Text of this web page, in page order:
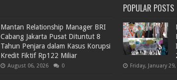
Mantan Relationship Manager BRI
Cabang Jakarta Pusat Dituntut 8
Tahun Penjara dalam Kasus Korupsi
Kredit Fiktif Rp122 Miliar
August 06, 2026 0
POPULAR POSTS
Friday, January